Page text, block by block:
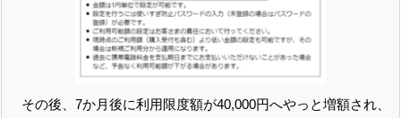
その後、7か月後に利用限度額が40,000円へやっと増額され、